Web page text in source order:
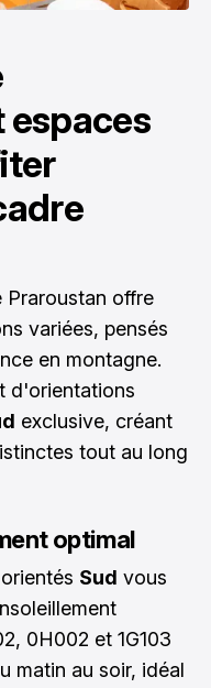
espaces
Praroustan offre
variées, pensés
en montagne.
d'orientations
exclusive, créant
tout au long
optimal
Sud vous
0H002 et 1G103
matin au soir, idéal